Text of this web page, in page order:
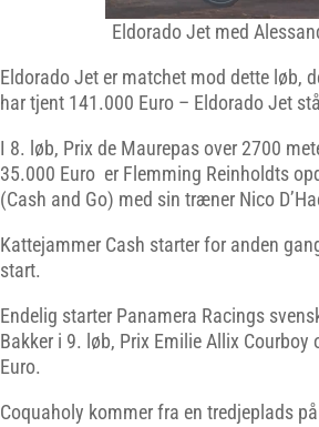
Eldorado Jet med
Eldorado Jet er matchet mod dette løb,
har tjent 141.000 Euro – Eldorado Jet
I 8. løb, Prix de Maurepas over 2700
35.000 Euro er Flemming Reinholdts
(Cash and Go) med sin træner Nico
Kattejammer Cash starter for anden
start.
Endelig starter Panamera Racings
Bakker i 9. løb, Prix Emilie Allix
Euro.
Coquaholy kommer fra en tredjeplads